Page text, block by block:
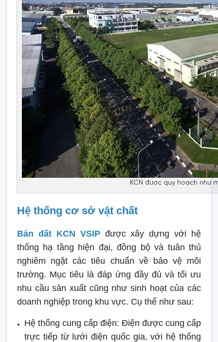
KCN được quy hoạch như
Hệ thống cơ sở vật chất
Bán đất KCN VSIPđược xây dựng với hệ
thống hạ tầng hiện đại, đồng bộ và tuân thủ
nghiêm ngặt các tiêu chuẩn về bảo vệ môi
trường. Mục tiêu là đáp ứng đầy đủ và tối ưu
nhu cầu sản xuất cũng như sinh hoạt của các
doanh nghiệp trong khu vực. Cụ thể như sau:
Hệ thống cung cấp điện: Điện được cung cấp
trực tiếp từ lưới điện quốc gia, với hệ thống